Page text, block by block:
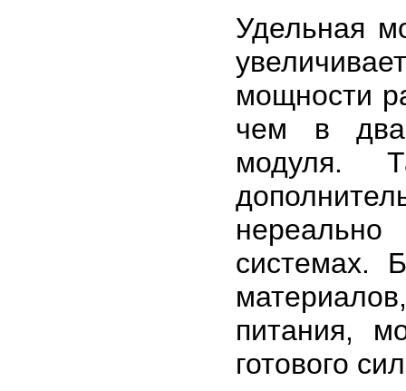
Удельная
мощности
чем в два
модуля.
системах.
питания,
готового